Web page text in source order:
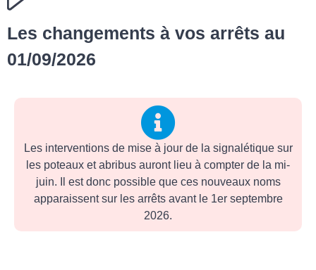
Les changements à vos arrêts au
01/09/2026
Les interventions de mise à jour de la signalétique sur
les poteaux et abribus auront lieu à compter de la mi-
juin. Il est donc possible que ces nouveaux noms
apparaissent sur les arrêts avant le 1er septembre
2026.